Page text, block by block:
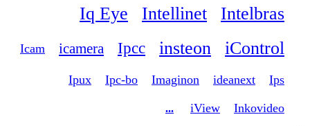
Intelbras
Intellinet
Iq Eye
iControl
insteon
Ipcc
icamera
Icam
Ips
ideanext
Imaginon
Ipc-bo
Ipux
Inkovideo
iView
...